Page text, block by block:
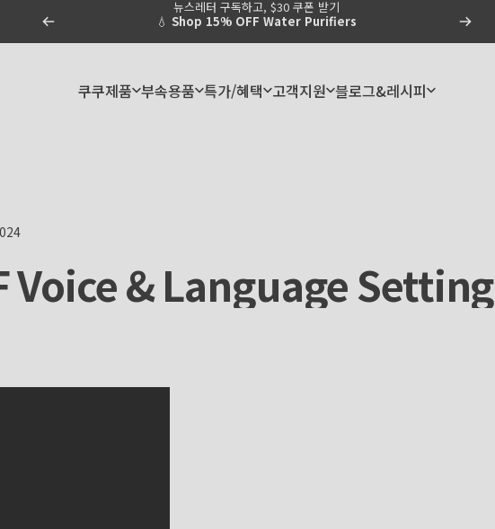
Shop 15% OFF Water Purifiers
뉴스레터 구독하고, $30 쿠폰 받기
Pause slideshow
쿠쿠제품 부속용품 특가/혜택 고객지원 블로그&레시피
Voice&LanguageSetting